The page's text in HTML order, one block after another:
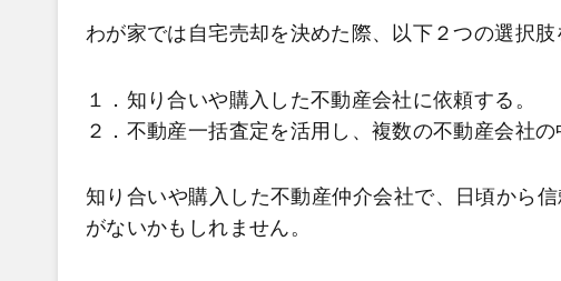
わが家では自宅売却を決めた際、以下２つの選択肢
１．知り合いや購入した不動産会社に依頼する。
２．不動産一括査定を活用し、複数の不動産会社の
知り合いや購入した不動産仲介会社で、日頃から
がないかもしれません。